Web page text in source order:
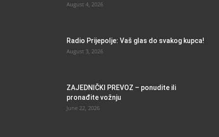
August 4, 2026
Radio Prijepolje: Vaš glas do svakog kupca!
August 3, 2026
ZAJEDNIČKI PREVOZ – ponudite ili
pronađite vožnju
June 22, 2026